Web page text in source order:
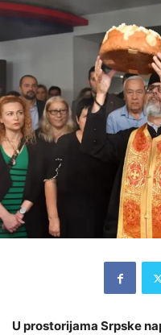
U prostorijama Srpske